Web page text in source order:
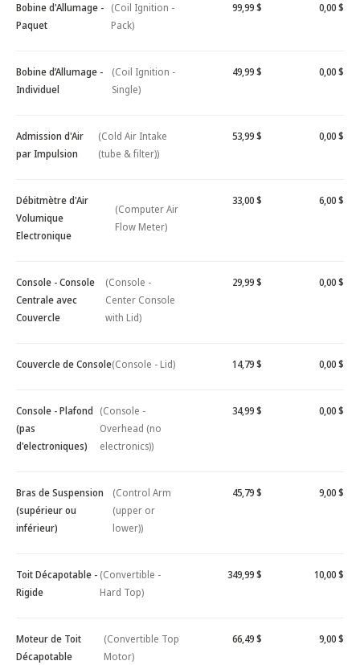
Bobine d'Allumage -
Paquet
(Coil Ignition -
Pack)
99,99 $ 0,00 $
Bobine d’Allumage -
Individuel
(Coil Ignition -
Single)
49,99 $ 0,00 $
Admission d'Air
par Impulsion
(Cold Air Intake
(tube & filter))
53,99 $ 0,00 $
Débitmètre d'Air
Volumique
Electronique
(Computer Air
Flow Meter)
33,00 $ 6,00 $
Console - Console
Centrale avec
Couvercle
(Console -
Center Console
with Lid)
29,99 $ 0,00 $
Couvercle de Console(Console - Lid) 14,79 $ 0,00 $
Console - Plafond
(pas
d'electroniques)
(Console -
Overhead (no
electronics))
34,99 $ 0,00 $
Bras de Suspension
(supérieur ou
inférieur)
(Control Arm
(upper or
lower))
45,79 $ 9,00 $
Toit Décapotable -
Rigide
(Convertible -
Hard Top)
349,99 $ 10,00 $
Moteur de Toit
Décapotable
(Convertible Top
Motor)
66,49 $ 9,00 $